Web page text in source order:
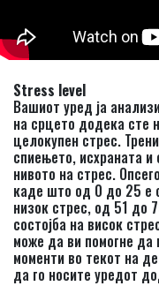
Stress level
Вашиот уред ја
на срцето додека сте
целокупен стрес.
спиењето, исхраната
нивото на стрес.
каде што од 0 до 25 е
низок стрес, од 51 до
состојба на висок
може да ви помогне да
моменти во текот на
да го носите уредот